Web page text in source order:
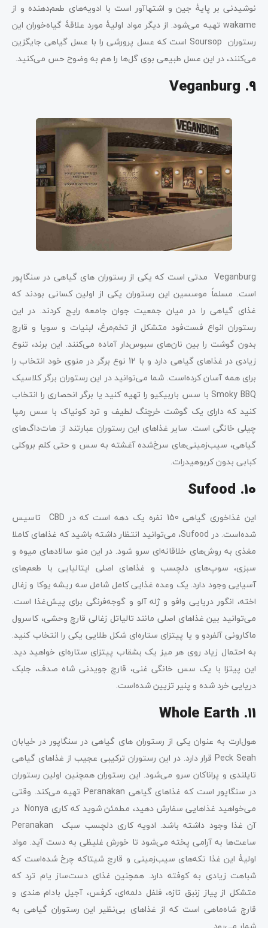
نوشیدنی بر پایۀ جین و اشتهاآور است با ادویه‌های طعم‌دهنده و از
wakame تهیه می‌شود. از دیگر مواد اولیۀ مورد علاقۀ گیاه‌خوران این
رستوران Soursop است که عسل پرورشی را با عسل گیاهی جایگزین
می‌کنند، در این عسل طبیعی بوی گل‌ها را هم به وضوح حس می‌کنید.
9. Veganburg
Veganburg مدتی است که یکی از رستوران های گیاهی در سنگاپور
است. مسلماً موسسین این رستوران یکی از اولین کسانی بودند که
غذای گیاهی را در میان جمعیت جوان‌ جامعه رایج کردند. در این
رستوران انواع فست‌فود متشکل از تخم‌مرغ، لبنیات و سویا و قارچ
بدون گوشت را بین نان‌های سبوس‌دار آماده می‌کنند. این برند، تنوع
زیادی در غذاهای گیاهی دارد و با 12 نوع برگر در منوی خود انتخاب را
برای همه آسان کرده‌است. شما می‎‌توانید در این رستوران برگر کلاسیک
Smoky BBQ با سس باربیکیو را تهیه کنید یا برگر انحصاری را انتخاب
کنید که دارای یک گوشت خرچنگ لطیف و ترد کونیاک با سس رمپا
چیلی خانگی است. سایر غذاهای این رستوران عبارتند از: هات‌داگ‌های
گیاهی، سیب‌زمینی‌های سرخ‌شده آغشته به سس و حتی کلم بروکلی
کبابی بدون کربوهیدرات.
10. Sufood
این غذاخوری گیاهی 150 نفره یک دهه است که در CBD تاسیس
شده‌است. در Sufood، می‌توانید انتظار داشته باشید که غذاهای کاملا
مغذی به روش‌های خلاقانه‌ای سرو شود. در این منو سالادهای میوه و
سبزی، سوپ‌های دلچسب و غذاهای اصلی ایتالیایی با طعم‌های
آسیایی وجود دارد. یک وعده غذایی کامل شامل سه ریشه یوکا و زغال
اخته، انگور دریایی وافو و ژله آلو و گوجه‌فرنگی برای پیش‌غذا است.
می‌توانید بین غذاهای اصلی مانند تالیاتل زغالی قارچ وحشی، کاسرول
ماکارونی آلفردو و یا پیتزای ستاره‌ای شکل طلایی یکی را انتخاب کنید.
به احتمال زیاد روی هر میز یک بشقاب پیتزای ستاره‌ای خواهید دید.
این پیتزا با یک سس خانگی غنی، قارچ جویدنی شاه صدف، جلبک
دریایی خرد شده و پنیر تزیین شده‌است.
11. Whole Earth
هول‌ارت به عنوان یکی از رستوران های گیاهی در سنگاپور در خیابان
Peck Seah قرار دارد. در این رستوران ترکیبی عجیب از غذاهای گیاهی
تایلندی و پراناکان سرو می‌شود. این رستوران همچنین اولین رستوران
در سنگاپور است که غذاهای گیاهی Peranakan تهیه می‌کند. وقتی
می‌خواهید غذاهایی سفارش دهید، مطمئن شوید که کاری Nonya در
آن غذا وجود داشته باشد. ادویه کاری دلچسب سبک Peranakan
ساعت‌ها به آرامی پخته می‌شود تا خورش غلیظی به دست آید. مواد
اولیۀ این غذا تکه‌های سیب‌زمینی و قارچ شیتاکه چرخ شده‌است که
شباهت زیادی به کوفته دارد. همچنین غذای دست‌ساز یام ترد که
متشکل از پیاز زنبق تازه، فلفل دلمه‌ای، کرفس، آجیل بادام هندی و
قارچ شاه‌ماهی است که از غذاهای بی‌نظیر این رستوران گیاهی به